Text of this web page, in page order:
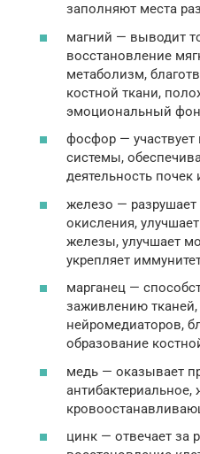
заполняют места
магний — выводит
восстановление
метаболизм,
костной ткани,
эмоциональный
фосфор — участвует
системы,
деятельность почек
железо — разрушает
окисления,
железы, улучшает
укрепляет
марганец —
заживлению тканей,
нейромедиаторов,
образование
медь — оказывает
цинк — отвечает за